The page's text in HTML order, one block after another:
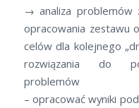
→ analiza problemów
opracowania zestawu
celów dla kolejnego
rozwiązania do
problemów
– opracować wyniki